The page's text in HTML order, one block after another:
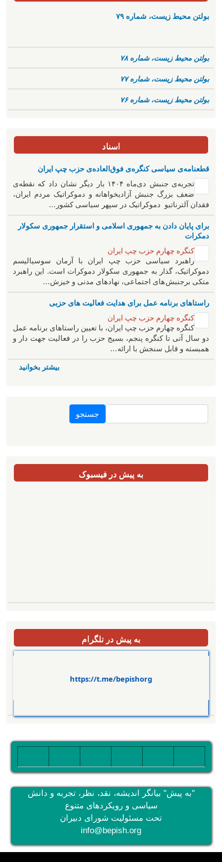
بولتن محیط زیست، شماره ۷۹
بولتن محیط زیست، شماره ۷۸
بولتن محیط زیست، شماره ۷۷
بولتن محیط زیست، شماره ۷۶
اسناد
قطعنامه‌ی سیاسی کنگره‌ی فوق‌العاده‌ی حزب چپ ایران
تجربه‌ی جنبش دی‌ماه ۱۴۰۴ بار دیگر نشان داد که نقطه‌ی
ضعف بزرگ جنبش آزادیخواهانه و دموکراتیک مردم ایران،
فقدان آلترناتیو دموکراتیک در سپهر سیاسی کشور…
برای پایان دادن به جمهوری اسلامی و استقرار جمهوری سکولار
دمکرات
کنگره چهارم حزب چپ ایران
راهبرد سياسی حزب چپ ایران با آرمان سوسیالیسم
دموکراتیک، گذار به جمهوری سکولار دموکرات است. این راهبرد
متکی برجنبش های اجتماعی، نهادهای مدنی و خیزش‌…
راستاهای برنامه عمل برای هدایت فعالیت های حزبی
کنگره چهارم حزب چپ ایران
کنگره چهارم حزب چپ ایران، با تعیین راستاهای برنامه عمل
دو سال آتی تا کنگره پنجم، بسیج حزب را در فعالیت جهت دار و
همبسته و قابل سنجش با ارائه…
بیشتر بخوانید
جستجو
به پیش در فیسبوک
به پیش در تلگرام
https://t.me/bepishorg
"به پیش" بیانگر اندیشه، نقد، نظر، تجربه و دانش
سیاسی و رویکردهای متنوع
تحت مسئولیت شورای دبیران
info@bepish.org